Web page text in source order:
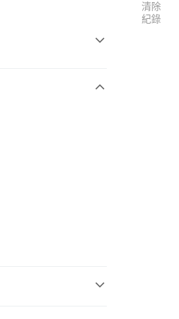
清除
紀錄